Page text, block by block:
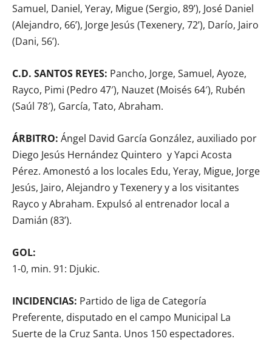
Samuel, Daniel, Yeray, Migue (Sergio, 89’), José Daniel
(Alejandro, 66’), Jorge Jesús (Texenery, 72’), Darío, Jairo
(Dani, 56’).
C.D. SANTOS REYES: Pancho, Jorge, Samuel, Ayoze,
Rayco, Pimi (Pedro 47′), Nauzet (Moisés 64′), Rubén
(Saúl 78′), García, Tato, Abraham.
ÁRBITRO: Ángel David García González, auxiliado por
Diego Jesús Hernández Quintero y Yapci Acosta
Pérez. Amonestó a los locales Edu, Yeray, Migue, Jorge
Jesús, Jairo, Alejandro y Texenery y a los visitantes
Rayco y Abraham. Expulsó al entrenador local a
Damián (83’).
GOL:
1-0, min. 91: Djukic.
INCIDENCIAS: Partido de liga de Categoría
Preferente, disputado en el campo Municipal La
Suerte de la Cruz Santa. Unos 150 espectadores.